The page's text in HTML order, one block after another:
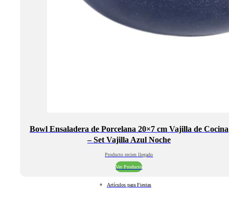
Bowl Ensaladera de Porcelana 20×7 cm Vajilla de Cocina
– Set Vajilla Azul Noche
Producto recien llegado
Ver Producto
Artículos para Fiestas